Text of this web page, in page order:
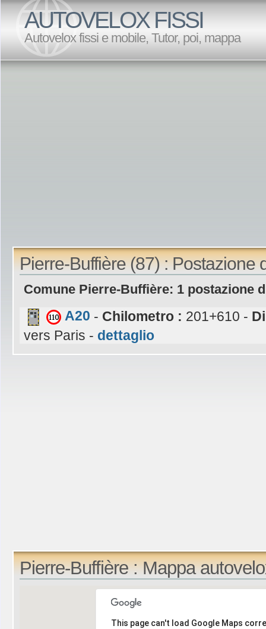
AUTOVELOX FISSI
Autovelox fissi e mobile, Tutor, poi, mappa
Pierre-Buffière (87) : Postazione
Comune Pierre-Buffière: 1 postazione
A20 - Chilometro : 201+610 -
vers Paris - dettaglio
Pierre-Buffière : Mappa
This page can't load Google Maps